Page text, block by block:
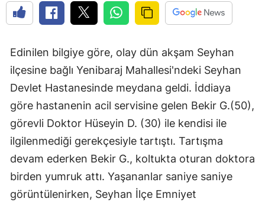
Edinilen bilgiye göre, olay dün akşam Seyhan
ilçesine bağlı Yenibaraj Mahallesi'ndeki Seyhan
Devlet Hastanesinde meydana geldi. İddiaya
göre hastanenin acil servisine gelen Bekir G.(50),
görevli Doktor Hüseyin D. (30) ile kendisi ile
ilgilenmediği gerekçesiyle tartıştı. Tartışma
devam ederken Bekir G., koltukta oturan doktora
birden yumruk attı. Yaşananlar saniye saniye
görüntülenirken, Seyhan İlçe Emniyet